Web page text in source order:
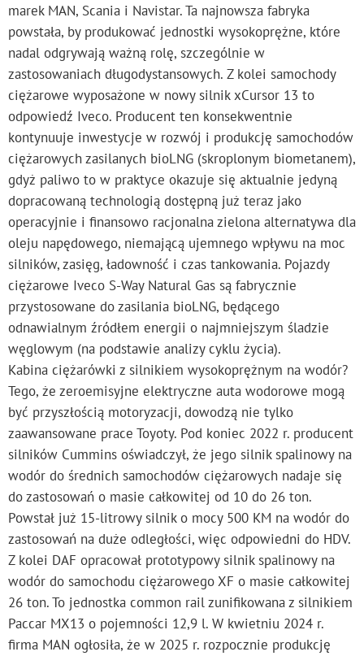
marek MAN, Scania i Navistar. Ta najnowsza fabryka
powstała, by produkować jednostki wysokoprężne, które
nadal odgrywają ważną rolę, szczególnie w
zastosowaniach długodystansowych. Z kolei samochody
ciężarowe wyposażone w nowy silnik xCursor 13 to
odpowiedź Iveco. Producent ten konsekwentnie
kontynuuje inwestycje w rozwój i produkcję samochodów
ciężarowych zasilanych bioLNG (skroplonym biometanem),
gdyż paliwo to w praktyce okazuje się aktualnie jedyną
dopracowaną technologią dostępną już teraz jako
operacyjnie i finansowo racjonalna zielona alternatywa dla
oleju napędowego, niemającą ujemnego wpływu na moc
silników, zasięg, ładowność i czas tankowania. Pojazdy
ciężarowe Iveco S-Way Natural Gas są fabrycznie
przystosowane do zasilania bioLNG, będącego
odnawialnym źródłem energii o najmniejszym śladzie
węglowym (na podstawie analizy cyklu życia).
Kabina ciężarówki z silnikiem wysokoprężnym na wodór?
Tego, że zeroemisyjne elektryczne auta wodorowe mogą
być przyszłością motoryzacji, dowodzą nie tylko
zaawansowane prace Toyoty. Pod koniec 2022 r. producent
silników Cummins oświadczył, że jego silnik spalinowy na
wodór do średnich samochodów ciężarowych nadaje się
do zastosowań o masie całkowitej od 10 do 26 ton.
Powstał już 15-litrowy silnik o mocy 500 KM na wodór do
zastosowań na duże odległości, więc odpowiedni do HDV.
Z kolei DAF opracował prototypowy silnik spalinowy na
wodór do samochodu ciężarowego XF o masie całkowitej
26 ton. To jednostka common rail zunifikowana z silnikiem
Paccar MX13 o pojemności 12,9 l. W kwietniu 2024 r.
firma MAN ogłosiła, że w 2025 r. rozpocznie produkcję